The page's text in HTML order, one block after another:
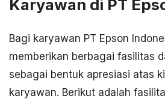
Karyawan di PT
Bagi karyawan PT Epson
memberikan berbagai fasilitas
sebagai bentuk apresiasi atas
karyawan. Berikut adalah